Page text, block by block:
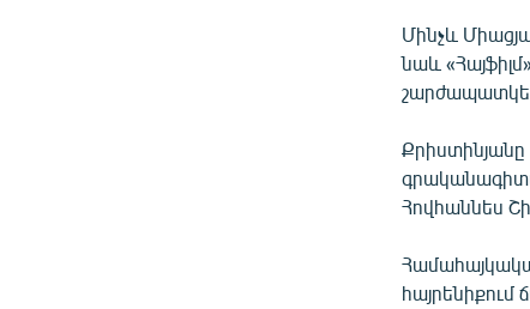
Մինչև
նաև
Հովհաննես
հայրենիքում